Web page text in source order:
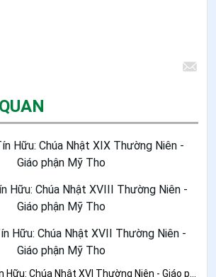
Hữu: Chúa Nhật XIX Thường Niên -
Giáo phận Mỹ Tho
Hữu: Chúa Nhật XVIII Thường Niên -
Giáo phận Mỹ Tho
Hữu: Chúa Nhật XVII Thường Niên -
Giáo phận Mỹ Tho
Lời nguyện Tín Hữu: Chúa Nhật XVI Thường Niên - Giáo phận Mỹ Tho